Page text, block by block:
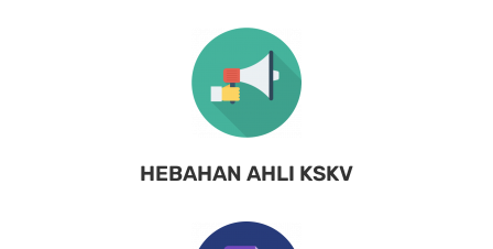
HEBAHAN AHLI KSKV